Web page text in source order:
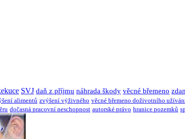
SVJ daň z příjmu náhrada škody věcné břemeno
alimentů zvýšení výživného věcné břemeno doživotního
dočasná pracovní neschopnost autorské právo hranice pozemků